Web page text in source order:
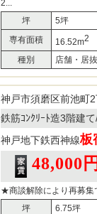
2...
坪
5坪
専有面積
16.52m2
種別
店舗・居
神戸市須磨区前池町2
鉄筋ｺﾝｸﾘｰﾄ造3階建
神戸地下鉄西神線板
48,000円
★商談解除により再募集
坪
6.75坪